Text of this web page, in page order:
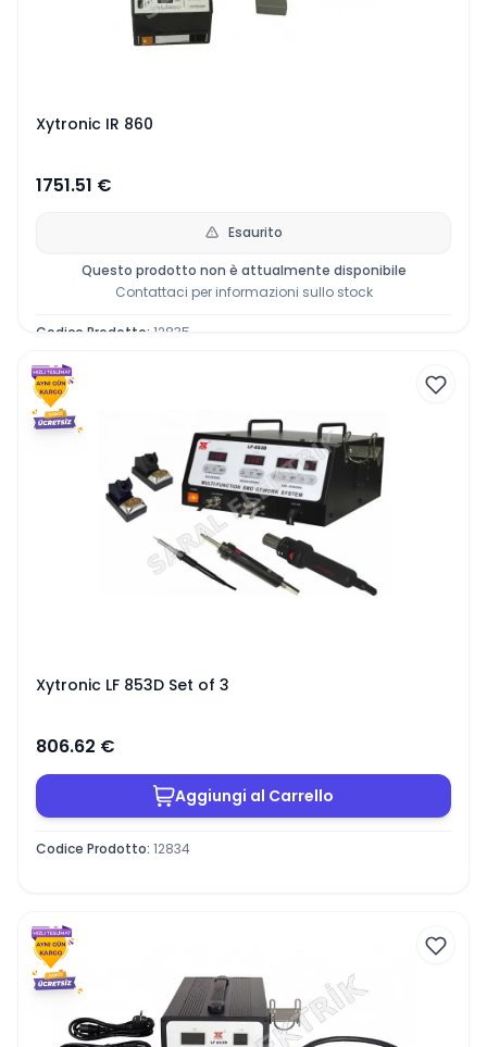
Xytronic IR 860
1751.51 €
Esaurito
Questo prodotto non è attualmente disponibile
Contattaci per informazioni sullo stock
Codice Prodotto: 12835
Xytronic LF 853D Set of 3
806.62 €
Aggiungi al Carrello
Codice Prodotto: 12834